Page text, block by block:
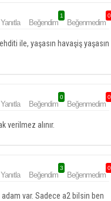
Yanıtla Beğendim
1
Beğenmedim
0
ile, yaşasın havaşiş yaşasın
Yanıtla Beğendim
0
Beğenmedim
0
verilmez alınır.
Yanıtla Beğendim
3
Beğenmedim
0
var. Sadece a2 bilsin ben